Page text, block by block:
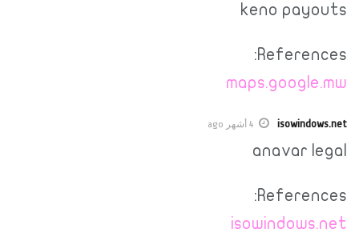
keno payouts
References:
maps.google.mw
isowindows.net 4 أشهر ago
anavar legal
References:
isowindows.net